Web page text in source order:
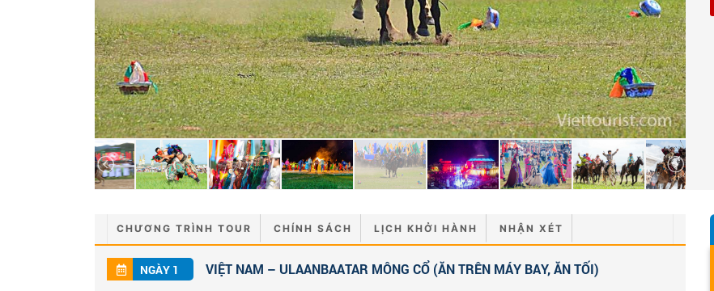
CHƯƠNG TRÌNH TOUR CHÍNH SÁCH LỊCH KHỞI HÀNH NHẬN XÉT
NGÀY 1
VIỆT NAM – ULAANBAATAR MÔNG CỔ (ĂN TRÊN MÁY BAY, ĂN TỐI)